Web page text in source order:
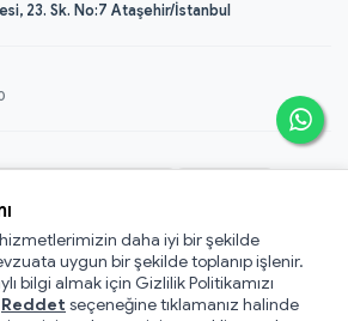
23. Sk. No:7 Ataşehir/İstanbul
· Nurşen ve ekibi ile birlikte ile hazırlandı.
Satış Sözleşmesi
daha iyi bir şekilde
uygun bir şekilde toplanıp işlenir.
bilgi almak için Gizlilik Politikamızı
Reddet seçeneğine tıklamanız halinde